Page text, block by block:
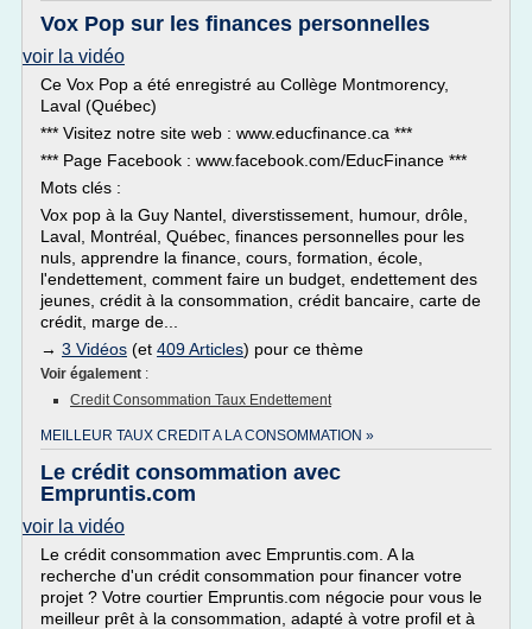
Vox Pop sur les finances personnelles
voir la vidéo
Ce Vox Pop a été enregistré au Collège Montmorency,
Laval (Québec)
*** Visitez notre site web : www.educfinance.ca ***
*** Page Facebook : www.facebook.com/EducFinance ***
Mots clés :
Vox pop à la Guy Nantel, diverstissement, humour, drôle,
Laval, Montréal, Québec, finances personnelles pour les
nuls, apprendre la finance, cours, formation, école,
l'endettement, comment faire un budget, endettement des
jeunes, crédit à la consommation, crédit bancaire, carte de
crédit, marge de...
→ 3 Vidéos (et 409 Articles) pour ce thème
Voir également :
Credit Consommation Taux Endettement
MEILLEUR TAUX CREDIT A LA CONSOMMATION »
Le crédit consommation avec
Empruntis.com
voir la vidéo
Le crédit consommation avec Empruntis.com. A la
recherche d'un crédit consommation pour financer votre
projet ? Votre courtier Empruntis.com négocie pour vous le
meilleur prêt à la consommation, adapté à votre profil et à